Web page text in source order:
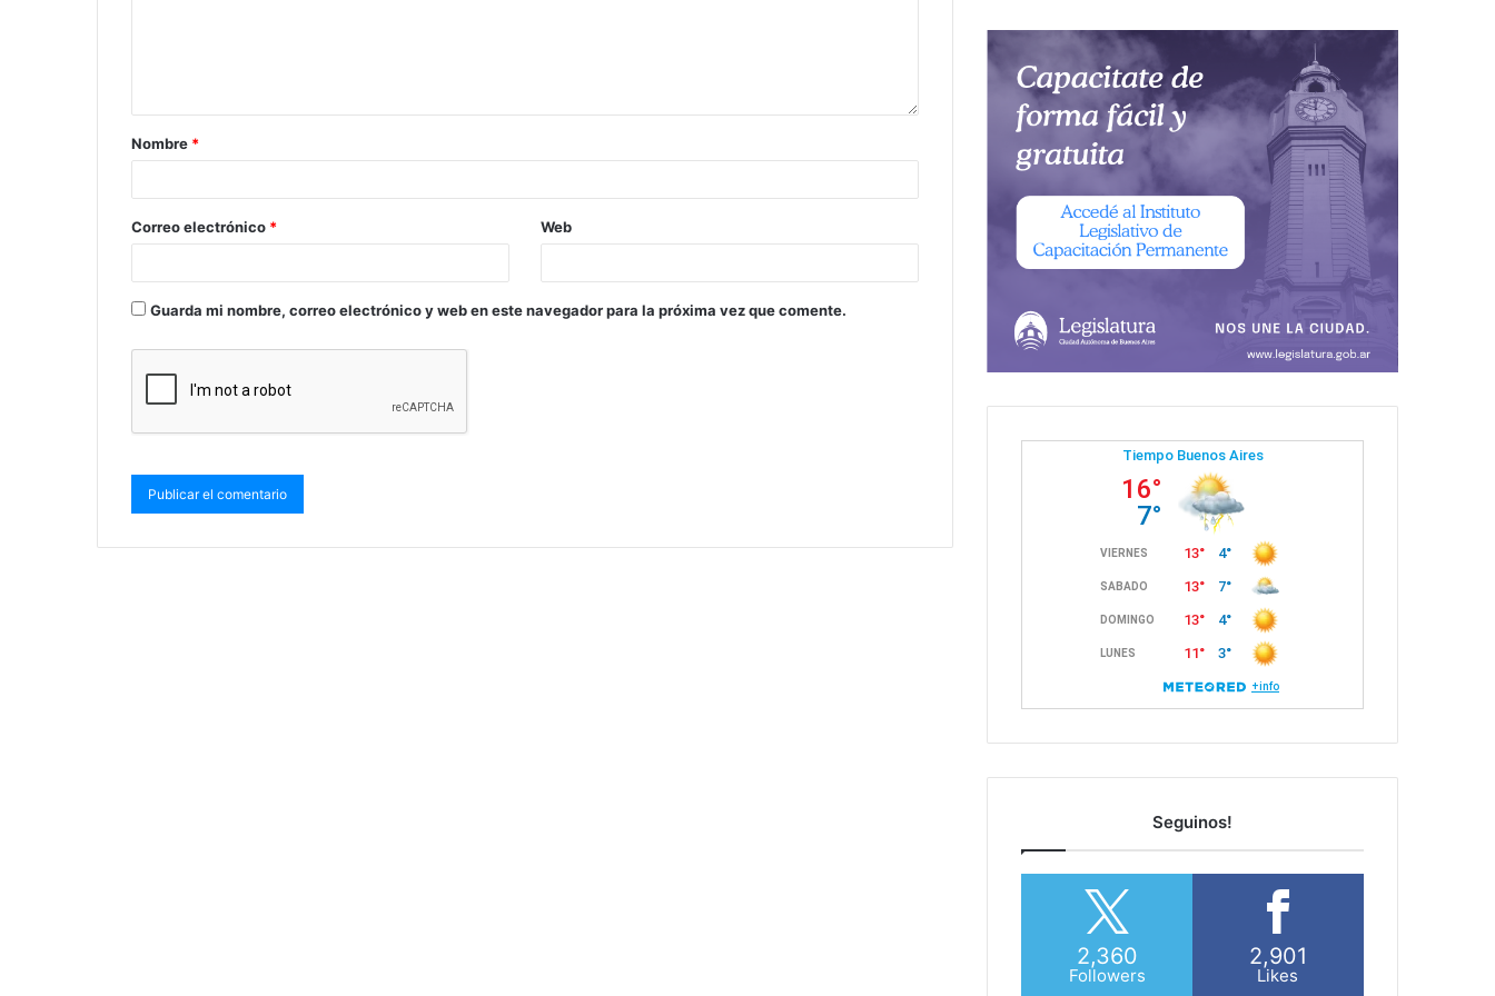
Nombre *
Correo electrónico * Web
Guarda mi nombre, correo electrónico y web en este navegador para la próxima vez que comente.
Seguinos!
2,360
Followers
2,901
Likes